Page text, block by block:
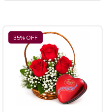
35% OFF